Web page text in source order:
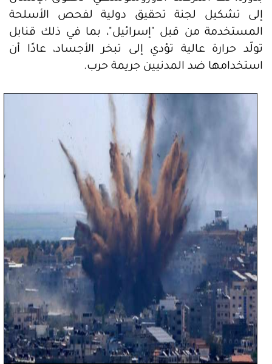
إلى تشكيل لجنة تحقيق دولية لفحص الأسلحة
المستخدمة من قبل "إسرائيل"، بما في ذلك قنابل
تولّد حرارة عالية تؤدي إلى تبخر الأجساد، عادًا أن
استخدامها ضد المدنيين جريمة حرب.